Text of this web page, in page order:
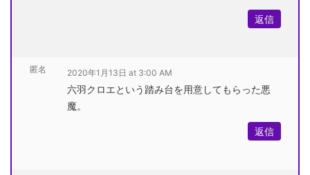
返信
匿名 2020年1月13日 at 3:00 AM
六羽クロエという踏み台を用意してもらった悪
魔。
返信